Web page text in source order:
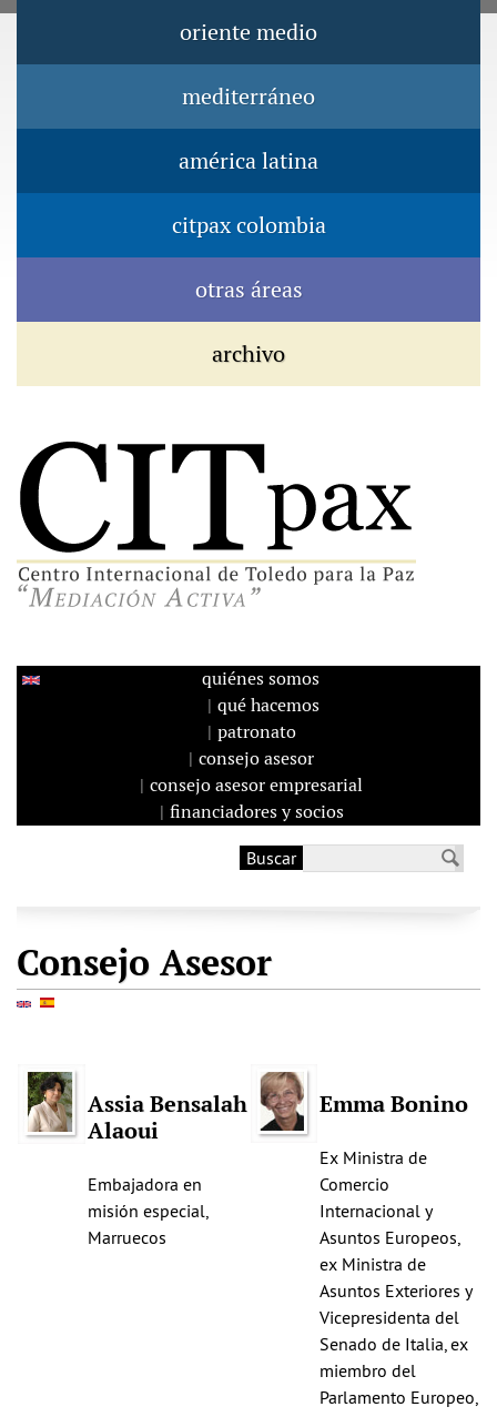
Jump to navigation
Menú principal
oriente medio
mediterráneo
américa latina
citpax colombia
otras áreas
archivo
quiénes somos
qué hacemos
patronato
consejo asesor
consejo asesor empresarial
financiadores y socios
búsqueda
Buscar
Consejo Asesor
Assia Bensalah
Alaoui
Embajadora en
misión especial,
Marruecos
Emma Bonino
Ex Ministra de
Comercio
Internacional y
Asuntos Europeos,
ex Ministra de
Asuntos Exteriores y
Vicepresidenta del
Senado de Italia, ex
miembro del
Parlamento Europeo,